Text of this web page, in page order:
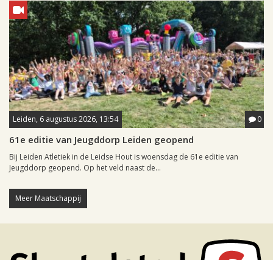
Leiden, 6 augustus 2026, 13:54 0
61e editie van Jeugddorp Leiden geopend
Bij Leiden Atletiek in de Leidse Hout is woensdag de 61e editie van
Jeugddorp geopend. Op het veld naast de...
Meer Maatschappij